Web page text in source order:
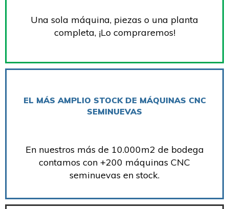
Una sola máquina, piezas o una planta
completa, ¡Lo compraremos!
EL MÁS AMPLIO STOCK DE MÁQUINAS CNC
SEMINUEVAS
En nuestros más de 10.000m2 de bodega
contamos con +200 máquinas CNC
seminuevas en stock.